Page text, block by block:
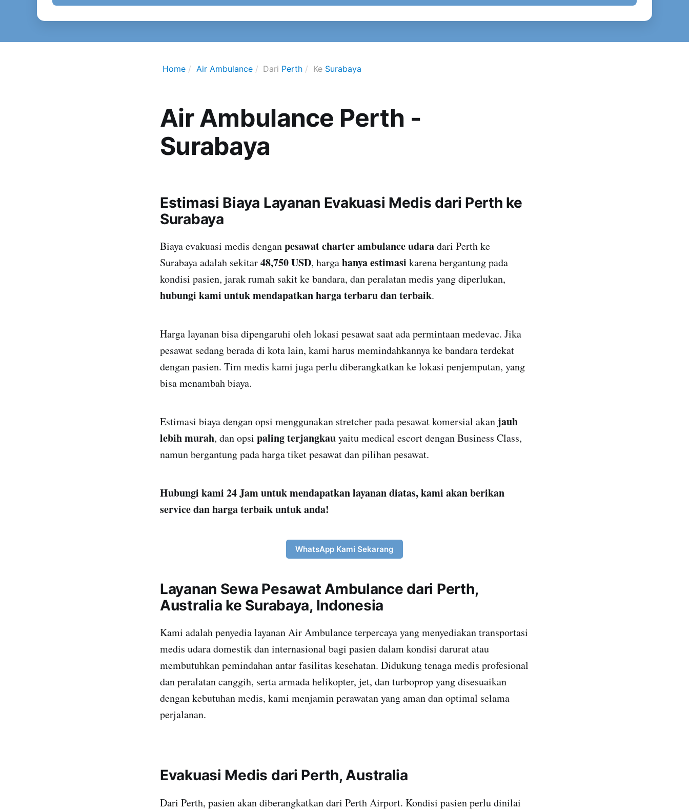
Home Air Ambulance Dari Perth Ke Surabaya
Air Ambulance Perth -
Surabaya
Estimasi Biaya Layanan Evakuasi Medis dari Perth ke
Surabaya
Biaya evakuasi medis denganpesawat charter ambulance udaradari Perth ke
Surabaya adalah sekitar48,750 USD, hargahanya estimasi karena bergantung pada
kondisi pasien, jarak rumah sakit ke bandara, dan peralatan medis yang diperlukan,
hubungi kami untuk mendapatkan harga terbaru dan terbaik.
Harga layanan bisa dipengaruhi oleh lokasi pesawat saat ada permintaan medevac. Jika
pesawat sedang berada di kota lain, kami harus memindahkannya ke bandara terdekat
dengan pasien. Tim medis kami juga perlu diberangkatkan ke lokasi penjemputan, yang
bisa menambah biaya.
Estimasi biaya dengan opsi menggunakan stretcher pada pesawat komersial akan jauh
lebih murah, dan opsi paling terjangkauyaitu medical escort dengan Business Class,
namun bergantung pada harga tiket pesawat dan pilihan pesawat.
Hubungi kami 24 Jam untuk mendapatkan layanan diatas, kami akan berikan
service dan harga terbaik untuk anda!
WhatsApp Kami Sekarang
Layanan Sewa Pesawat Ambulance dari Perth,
Australia ke Surabaya, Indonesia
Kami adalah penyedia layanan Air Ambulance terpercaya yang menyediakan transportasi
medis udara domestik dan internasional bagi pasien dalam kondisi darurat atau
membutuhkan pemindahan antar fasilitas kesehatan. Didukung tenaga medis profesional
dan peralatan canggih, serta armada helikopter, jet, dan turboprop yang disesuaikan
dengan kebutuhan medis, kami menjamin perawatan yang aman dan optimal selama
perjalanan.
Evakuasi Medis dari Perth, Australia
Dari Perth, pasien akan diberangkatkan dari Perth Airport. Kondisi pasien perlu dinilai